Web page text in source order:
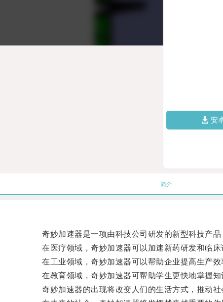
安
简介
奇妙加速器是一项由科技公司研发的新型科技产品
在医疗领域，奇妙加速器可以加速新药研发和临床
在工业领域，奇妙加速器可以帮助企业提高生产效
在教育领域，奇妙加速器可帮助学生更快地掌握知
奇妙加速器的出现将改变人们的生活方式，推动社